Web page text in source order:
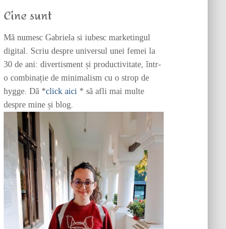
o
Cine sunt
Mă numesc Gabriela si iubesc marketingul
digital. Scriu despre universul unei femei la
30 de ani: divertisment și productivitate, într-
o combinație de minimalism cu o strop de
hygge. Dă *click aici * să afli mai multe
despre mine și blog.